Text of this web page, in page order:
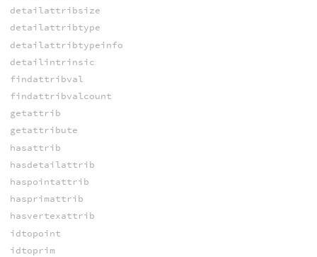
detailattribsize
detailattribtype
detailattribtypeinfo
detailintrinsic
findattribval
findattribvalcount
getattrib
getattribute
hasattrib
hasdetailattrib
haspointattrib
hasprimattrib
hasvertexattrib
idtopoint
idtoprim